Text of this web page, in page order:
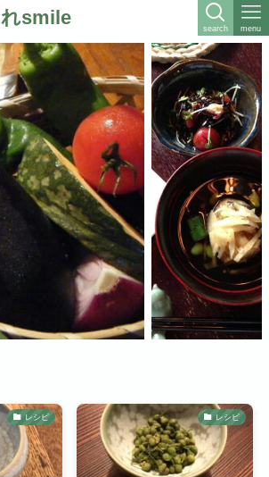
smile search menu
レシピ レシピ